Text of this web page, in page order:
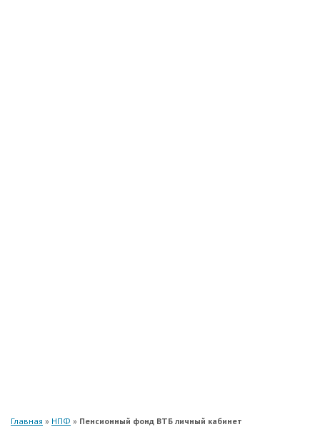
Главная » НПФ » Пенсионный фонд ВТБ личный кабинет